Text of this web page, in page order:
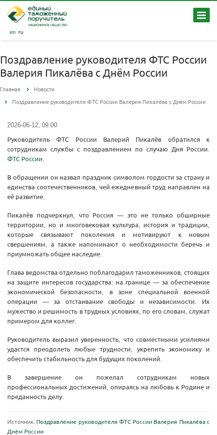
en ru
Поздравление руководителя ФТС России
Валерия Пикалёва с Днём России
Главная
Новости
Поздравление руководителя ФТС России Валерия Пикалёва с Днём России
2026-06-12, 09:00
Руководитель ФТС России Валерий Пикалёв обратился к
сотрудникам службы с поздравлением по случаю Дня России.
ФТС России
В обращении он назвал праздник символом гордости за страну и
единства соотечественников, чей ежедневный труд направлен на
её развитие.
Пикалёв подчеркнул, что Россия — это не только обширные
территории, но и многовековая культура, история и традиции,
которые связывают поколения и мотивируют к новым
свершениям, а также напоминают о необходимости беречь и
приумножать общее наследие.
Глава ведомства отдельно поблагодарил таможенников, стоящих
на защите интересов государства: на границе — за обеспечение
экономической безопасности, в зоне специальной военной
операции — за отстаивание свободы и независимости. Их
мужество и решимость в трудных условиях, по его словам, служат
примером для коллег.
Руководитель выразил уверенность, что совместными усилиями
удастся преодолеть любые трудности, укрепить экономику и
обеспечить стабильность для будущих поколений.
В завершение он пожелал сотрудникам новых
профессиональных достижений, опираясь на любовь к Родине и
преданность делу.
Источник: Поздравление руководителя ФТС России Валерия Пикалёва с
Днём России